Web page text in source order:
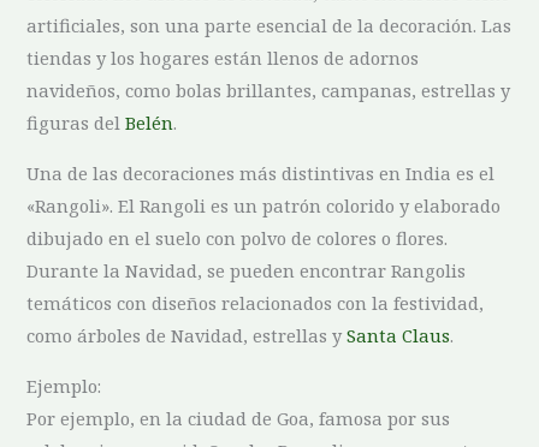
artificiales, ‍son una parte ⁤esencial de la decoración. Las
tiendas ​y ⁢los hogares están ‌llenos de adornos
⁤navideños, como‌ bolas brillantes, campanas, estrellas y
figuras ‌delBelén.
Una de ⁢las decoraciones más distintivas ​en⁢ India es el
«Rangoli». El Rangoli es un patrón colorido y elaborado
dibujado en ⁤el⁣ suelo con ‌polvo de‌ colores ‌o flores.
Durante la Navidad, se pueden encontrar Rangolis
temáticos con diseños relacionados con la festividad,
como⁣ árboles de Navidad,⁣ estrellas ySanta Claus.
Ejemplo:
Por ejemplo, en la ciudad de‍ Goa, famosa por sus